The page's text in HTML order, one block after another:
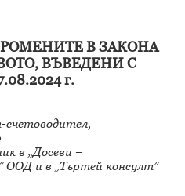
В ЗАКОНА
ВЪВЕДЕНИ С
г.
в „Досеви –
ООД и в „Търтей консулт”